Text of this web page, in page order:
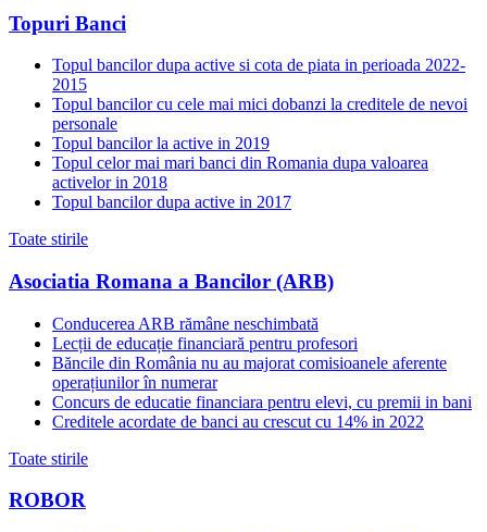
Topuri Banci
Topul bancilor dupa active si cota de piata in perioada 2022-
2015
Topul bancilor cu cele mai mici dobanzi la creditele de nevoi
personale
Topul bancilor la active in 2019
Topul celor mai mari banci din Romania dupa valoarea
activelor in 2018
Topul bancilor dupa active in 2017
Toate stirile
Asociatia Romana a Bancilor (ARB)
Conducerea ARB rămâne neschimbată
Lecții de educație financiară pentru profesori
Băncile din România nu au majorat comisioanele aferente
operațiunilor în numerar
Concurs de educatie financiara pentru elevi, cu premii in bani
Creditele acordate de banci au crescut cu 14% in 2022
Toate stirile
ROBOR